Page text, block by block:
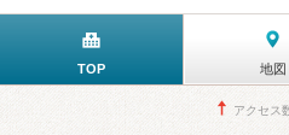
TOP 地図
アクセ